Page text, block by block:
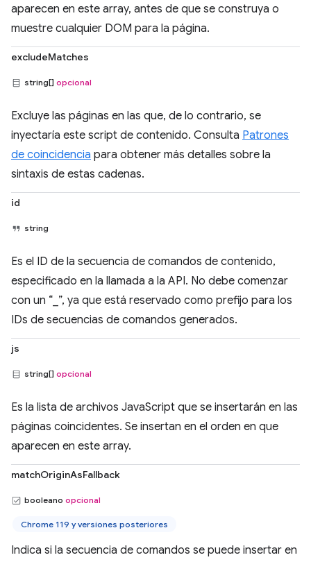
aparecen en este array, antes de que se construya o
muestre cualquier DOM para la página.
excludeMatches
string[] opcional
Excluye las páginas en las que, de lo contrario, se
inyectaría este script de contenido. Consulta Patrones
de coincidencia para obtener más detalles sobre la
sintaxis de estas cadenas.
id
string
Es el ID de la secuencia de comandos de contenido,
especificado en la llamada a la API. No debe comenzar
con un “_”, ya que está reservado como prefijo para los
IDs de secuencias de comandos generados.
js
string[] opcional
Es la lista de archivos JavaScript que se insertarán en las
páginas coincidentes. Se insertan en el orden en que
aparecen en este array.
matchOriginAsFallback
booleano opcional
Chrome 119 y versiones posteriores
Indica si la secuencia de comandos se puede insertar en